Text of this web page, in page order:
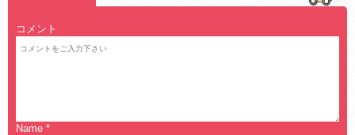
コメント
Name *